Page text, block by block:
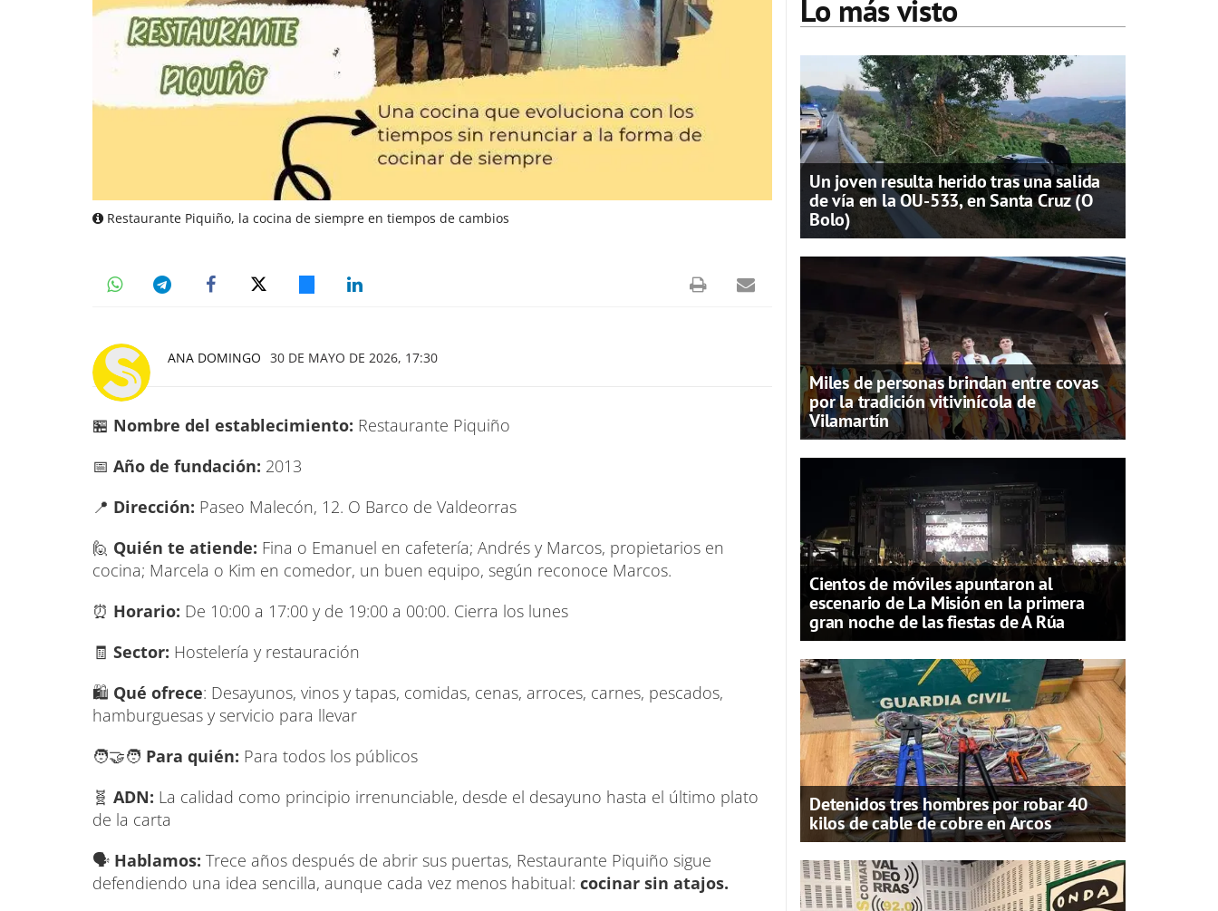
Restaurante Piquiño, la cocina de siempre en tiempos de cambios
ANA DOMINGO 30 DE MAYO DE 2026, 17:30
🏪 Nombre del establecimiento: Restaurante Piquiño
📅 Año de fundación: 2013
📍 Dirección: Paseo Malecón, 12. O Barco de Valdeorras
🙋 Quién te atiende: Fina o Emanuel en cafetería; Andrés y Marcos, propietarios en
cocina; Marcela o Kim en comedor, un buen equipo, según reconoce Marcos.
⏰ Horario: De 10:00 a 17:00 y de 19:00 a 00:00. Cierra los lunes
🧾 Sector: Hostelería y restauración
🛍️ Qué ofrece: Desayunos, vinos y tapas, comidas, cenas, arroces, carnes, pescados,
hamburguesas y servicio para llevar
🧑‍🤝‍🧑 Para quién: Para todos los públicos
🧬 ADN: La calidad como principio irrenunciable, desde el desayuno hasta el último plato
de la carta
🗣️ Hablamos: Trece años después de abrir sus puertas, Restaurante Piquiño sigue
defendiendo una idea sencilla, aunque cada vez menos habitual: cocinar sin atajos.
Lo más visto
Un joven resulta herido tras una salida
de vía en la OU-533, en Santa Cruz (O
Bolo)
Miles de personas brindan entre covas
por la tradición vitivinícola de
Vilamartín
Cientos de móviles apuntaron al
escenario de La Misión en la primera
gran noche de las fiestas de A Rúa
Detenidos tres hombres por robar 40
kilos de cable de cobre en Arcos